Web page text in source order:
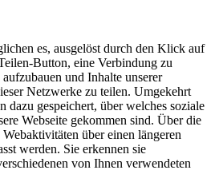
es, ausgelöst durch den Klick auf
Button, eine Verbindung zu
und Inhalte unserer
Netzwerke zu teilen. Umgekehrt
dazu gespeichert, über welches soziale
Webseite gekommen sind. Über die
über einen längeren
werden. Sie erkennen sie
von Ihnen verwendeten